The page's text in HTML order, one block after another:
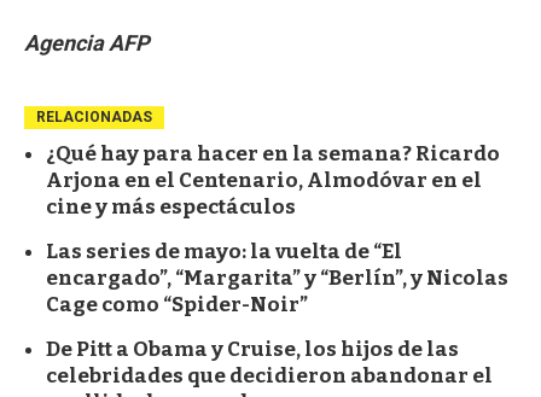
Agencia AFP
RELACIONADAS
¿Qué hay para hacer en la semana? Ricardo
Arjona en el Centenario, Almodóvar en el
cine y más espectáculos
Las series de mayo: la vuelta de “El
encargado”, “Margarita” y “Berlín”, y Nicolas
Cage como “Spider-Noir”
De Pitt a Obama y Cruise, los hijos de las
celebridades que decidieron abandonar el